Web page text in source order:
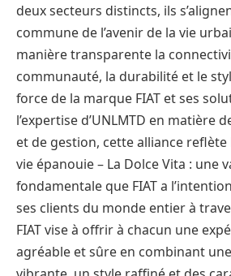
deux secteurs distincts, ils
commune de l’avenir de la vie
manière transparente la
communauté, la durabilité et le
force de la marque FIAT et ses
l’expertise d’UNLMTD en matière
et de gestion, cette alliance reflète
vie épanouie – La Dolce Vita : une
fondamentale que FIAT a
ses clients du monde entier à
FIAT vise à offrir à chacun une
agréable et sûre en combinant